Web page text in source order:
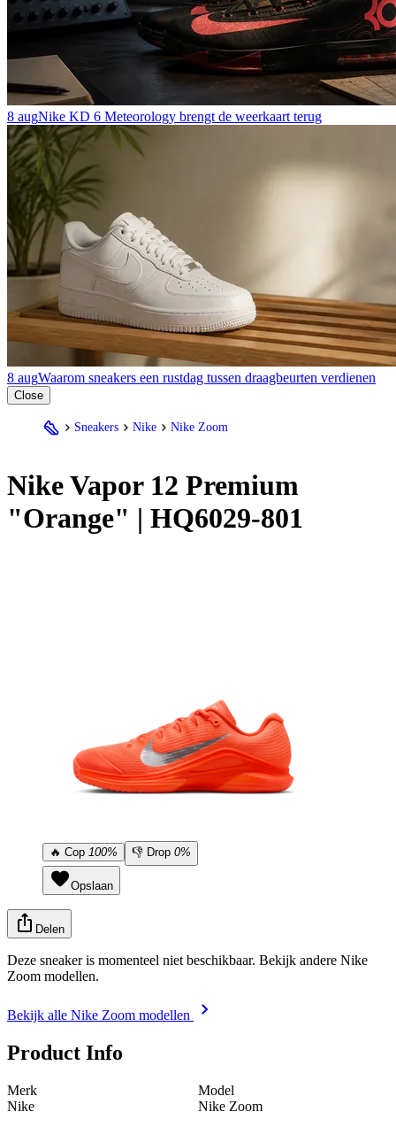
8 augNike KD 6 Meteorology brengt de weerkaart terug
8 augWaarom sneakers een rustdag tussen draagbeurten verdienen
Close
Sneakers Nike Nike Zoom
NikeVapor 12 Premium
"Orange" | HQ6029-801
🔥 Cop 100% 👎 Drop 0%
Opslaan
Delen
Deze sneaker is momenteel niet beschikbaar. Bekijk andere Nike
Zoom modellen.
Bekijk alle Nike Zoom modellen
Product Info
Merk
Nike
Model
Nike Zoom